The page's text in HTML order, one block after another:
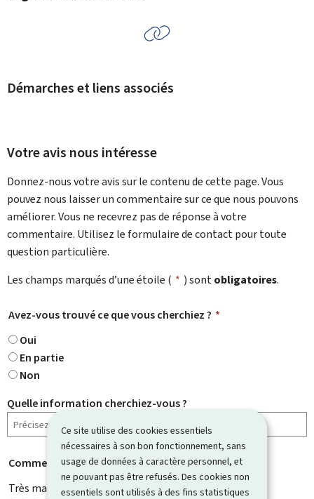
Ce site utilise des cookies essentiels
nécessaires à son bon fonctionnement, sans
usage de données à caractère personnel, et
ne pouvant pas être refusés. Des cookies non
essentiels sont utilisés à des fins statistiques
Démarches et liens associés
Votre avis nous intéresse
Donnez-nous votre avis sur le contenu de cette page. Vous
pouvez nous laisser un commentaire sur ce que nous pouvons
améliorer. Vous ne recevrez pas de réponse à votre
commentaire. Utilisez le formulaire de contact pour toute
question particulière.
Les champs marqués d’une étoile ( * ) sontobligatoires.
Avez-vous trouvé ce que vous cherchiez ? *
Oui
En partie
Non
Quelle information cherchiez-vous ?
Comment évaluez-vous cette page ? *
Très mauvaise